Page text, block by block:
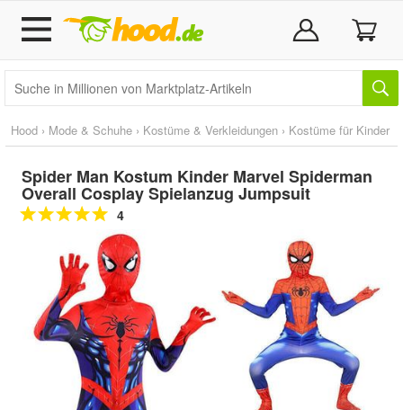
Hood › Mode & Schuhe › Kostüme & Verkleidungen › Kostüme für Kinder
Spider Man Kostum Kinder Marvel Spiderman
Overall Cosplay Spielanzug Jumpsuit
4